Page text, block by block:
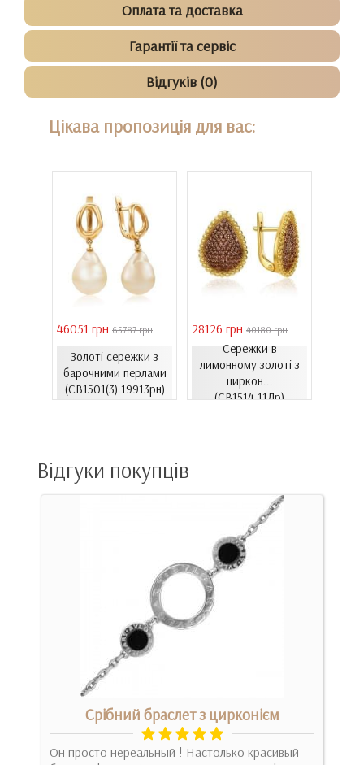
Оплата та доставка
Гарантії та сервіс
Відгуків (0)
Цікава пропозиція для вас:
46051 грн 65787 грн
Золоті сережки з
барочними перлами
(СВ1501(3).19913рн)
28126 грн 40180 грн
Сережки в
лимонному золоті з
циркон...
(СВ1514.11Лр)
Відгуки покупців
Срібний браслет з цирконієм
Он просто нереальный ! Настолько красивый